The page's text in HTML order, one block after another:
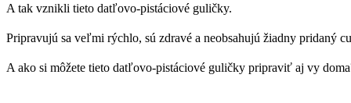
A tak vznikli tieto datľovo-pistáciové guličky.
Pripravujú sa veľmi rýchlo, sú zdravé a neobsahujú žiadny pridaný
A ako si môžete tieto datľovo-pistáciové guličky pripraviť aj vy